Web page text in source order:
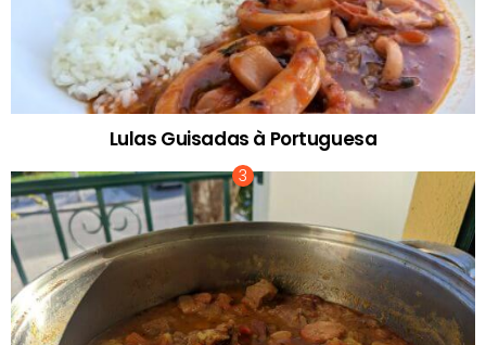
Lulas Guisadas à Portuguesa